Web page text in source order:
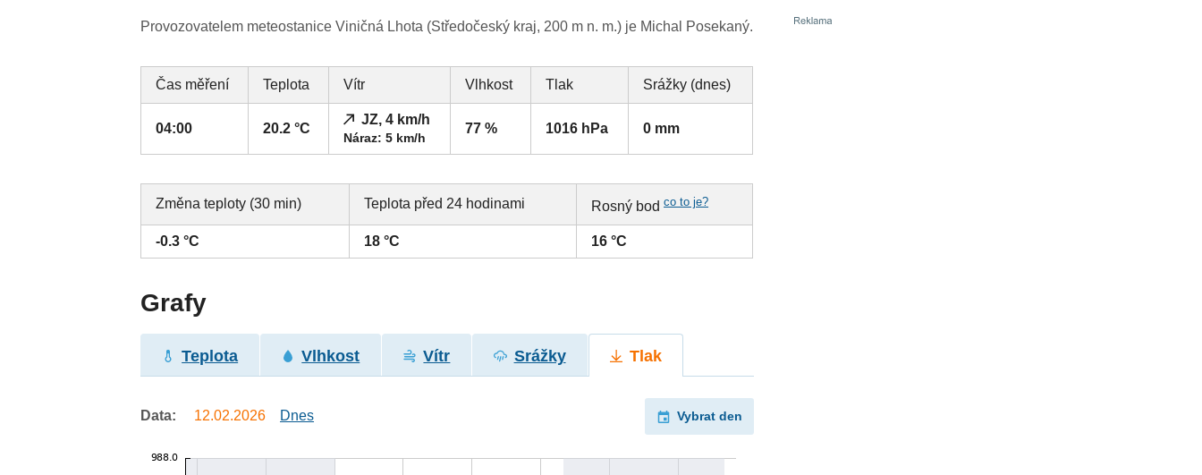
Provozovatelem meteostanice Viničná Lhota (Středočeský kraj, 200 m n. m.) je Michal Posekaný.
Čas měření Teplota Vítr Vlhkost Tlak Srážky (dnes)
04:00 20.2 °C
JZ, 4 km/h
Náraz: 5 km/h
77 % 1016 hPa 0 mm
Změna teploty (30 min) Teplota před 24 hodinami Rosný bodco to je?
-0.3 °C 18 °C 16 °C
Grafy
Teplota Vlhkost Vítr Srážky Tlak
Data: 12.02.2026 Dnes Vybrat den